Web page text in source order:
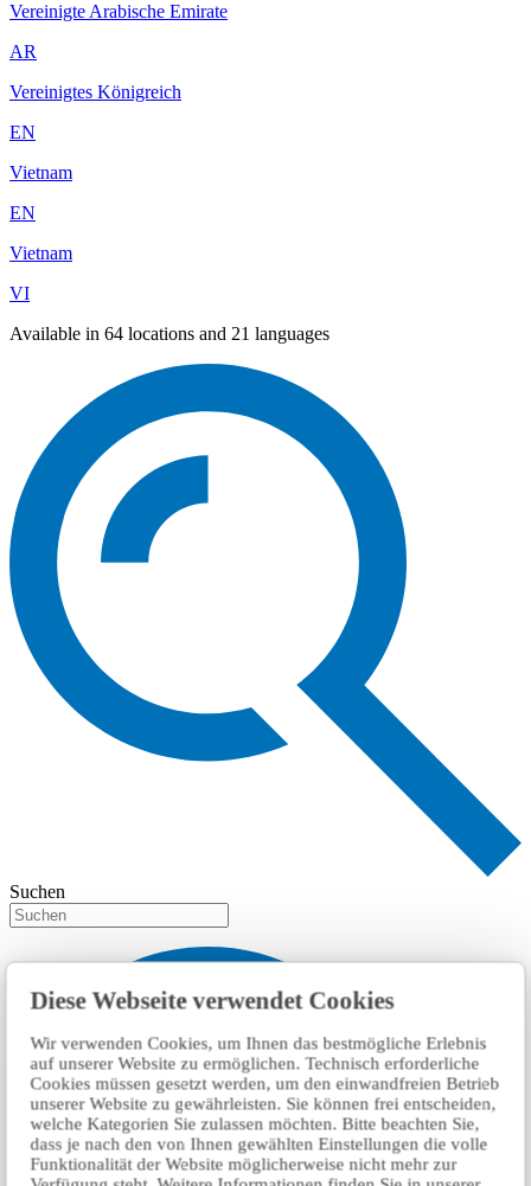
Diese Webseite verwendet Cookies
Wir verwenden Cookies, um Ihnen das bestmögliche Erlebnis
auf unserer Website zu ermöglichen. Technisch erforderliche
Cookies müssen gesetzt werden, um den einwandfreien Betrieb
unserer Website zu gewährleisten. Sie können frei entscheiden,
welche Kategorien Sie zulassen möchten. Bitte beachten Sie,
dass je nach den von Ihnen gewählten Einstellungen die volle
Funktionalität der Website möglicherweise nicht mehr zur
Vereinigte Arabische Emirate
AR
Vereinigtes Königreich
EN
Vietnam
EN
Vietnam
VI
Available in 64 locations and 21 languages
Suchen